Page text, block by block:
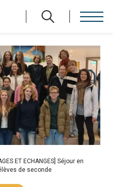
ET ECHANGES] Séjour en
de seconde